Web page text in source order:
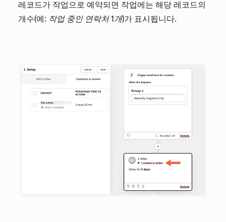
레코드가 작업으로 예약되면 작업에는 해당 레코드의
개수(예: 작업 중인 연락처 1개)가 표시됩니다.